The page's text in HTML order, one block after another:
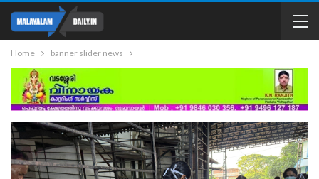
Home banner slider news